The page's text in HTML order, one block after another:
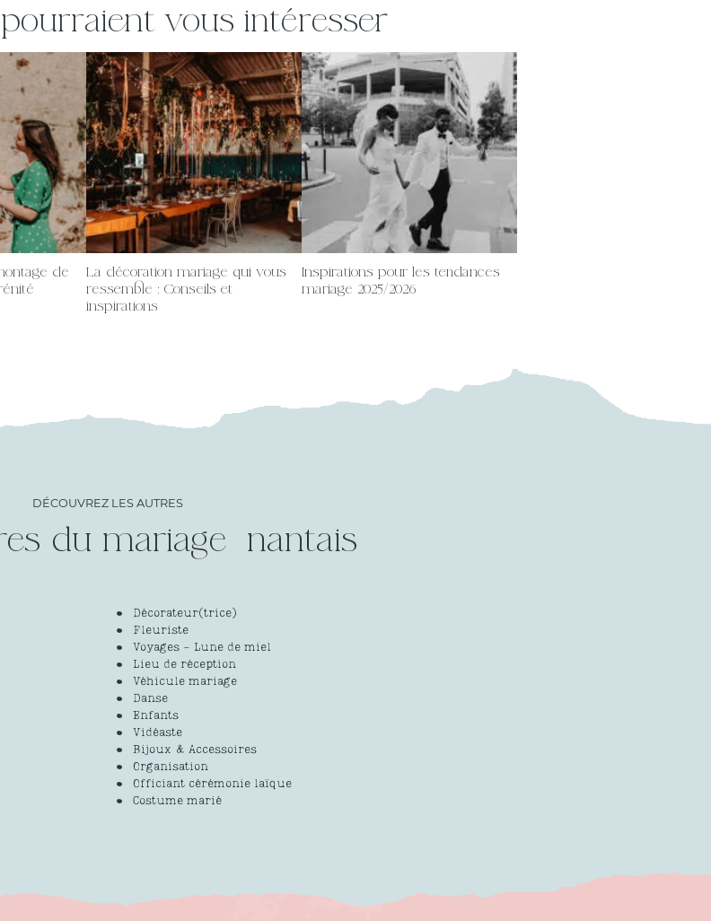
vous intéresser
de
La décoration mariage qui vous
ressemble : Conseils et
inspirations
Inspirations pour les tendances
mariage 2025/2026
DÉCOUVREZ LES AUTRES
du mariage
Décorateur(trice)
Fleuriste
Voyages - Lune de miel
Lieu de réception
Véhicule mariage
Danse
Enfants
Vidéaste
Bijoux & Accessoires
Organisation
Officiant cérémonie laïque
Costume marié